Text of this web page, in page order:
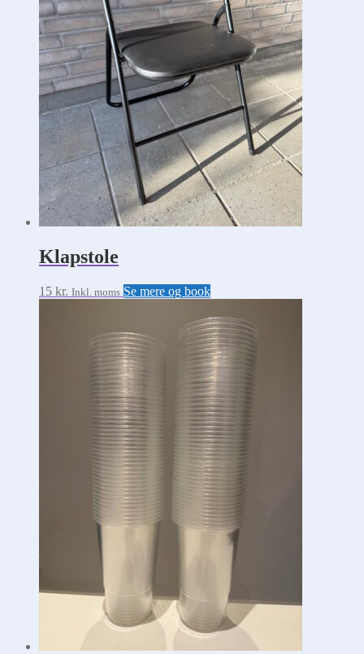
Klapstole
15 kr. Inkl. moms Se mere og bookDette
har
flere
varianter.
Mulighederne
kan
vælges
på
varesiden